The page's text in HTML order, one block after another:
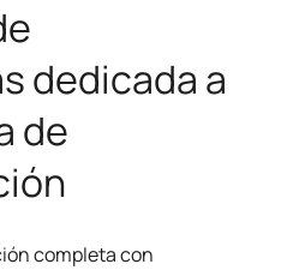
dedicada a
de
completa con